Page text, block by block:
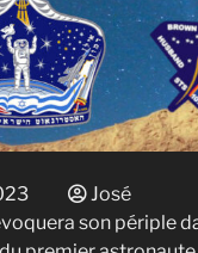
la
Terre »
José
son périple